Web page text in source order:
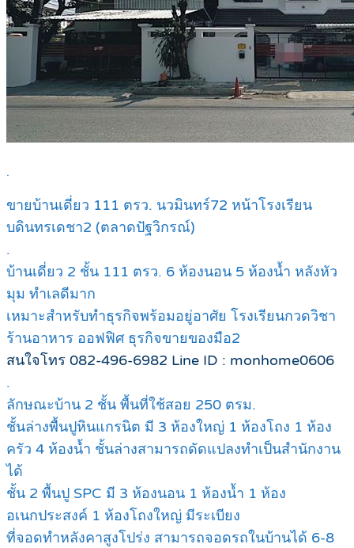
.
ขายบ้านเดี่ยว 111 ตรว. นวมินทร์72 หน้าโรงเรียน
บดินทรเดชา2 (ตลาดปัฐวิกรณ์)
.
บ้านเดี่ยว 2 ชั้น 111 ตรว. 6 ห้องนอน 5 ห้องน้ำ หลังหัว
มุม ทำเลดีมาก
เหมาะสำหรับทำธุรกิจพร้อมอยู่อาศัย โรงเรียนกวดวิชา
ร้านอาหาร ออฟฟิศ ธุรกิจขายของมือ2
สนใจโทร 082-496-6982 Line ID : monhome0606
.
ลักษณะบ้าน 2 ชั้น พื้นที่ใช้สอย 250 ตรม.
ชั้นล่างพื้นปูหินแกรนิต มี 3 ห้องใหญ่ 1 ห้องโถง 1 ห้อง
ครัว 4 ห้องน้ำ ชั้นล่างสามารถดัดแปลงทำเป็นสำนักงาน
ได้
ชั้น 2 พื้นปู SPC มี 3 ห้องนอน 1 ห้องน้ำ 1 ห้อง
อเนกประสงค์ 1 ห้องโถงใหญ่ มีระเบียง
ที่จอดทำหลังคาสูงโปร่ง สามารถจอดรถในบ้านได้ 6-8